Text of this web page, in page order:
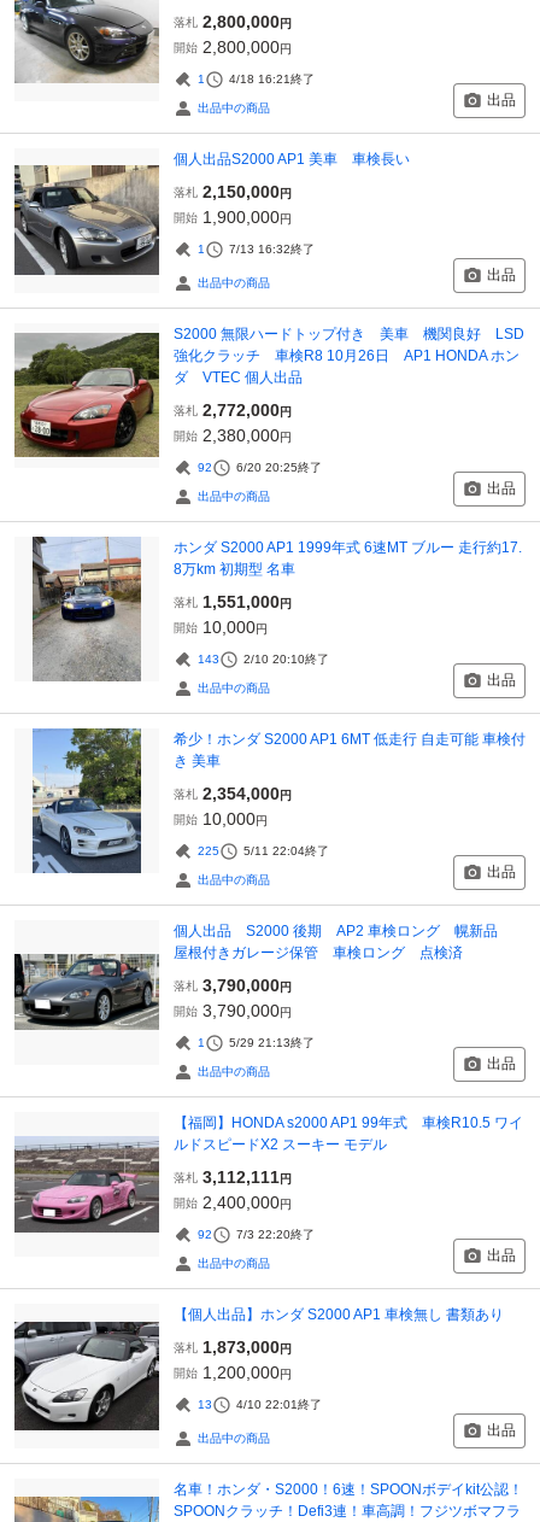
落札 2,800,000円
開始 2,800,000円
1 4/18 16:21終了
出品中の商品 出品
個人出品S2000 AP1 美車 車検長い
落札 2,150,000円
開始 1,900,000円
1 7/13 16:32終了
出品中の商品 出品
S2000 無限ハードトップ付き 美車 機関良好 LSD
強化クラッチ 車検R8 10月26日 AP1 HONDA ホン
ダ VTEC 個人出品
落札 2,772,000円
開始 2,380,000円
92 6/20 20:25終了
出品中の商品 出品
ホンダ S2000 AP1 1999年式 6速MT ブルー 走行約17.
8万km 初期型 名車
落札 1,551,000円
開始 10,000円
143 2/10 20:10終了
出品中の商品 出品
希少！ホンダ S2000 AP1 6MT 低走行 自走可能 車検付
き 美車
落札 2,354,000円
開始 10,000円
225 5/11 22:04終了
出品中の商品 出品
個人出品 S2000 後期 AP2 車検ロング 幌新品
屋根付きガレージ保管 車検ロング 点検済
落札 3,790,000円
開始 3,790,000円
1 5/29 21:13終了
出品中の商品 出品
【福岡】HONDA s2000 AP1 99年式 車検R10.5 ワイ
ルドスピードX2 スーキー モデル
落札 3,112,111円
開始 2,400,000円
92 7/3 22:20終了
出品中の商品 出品
【個人出品】ホンダ S2000 AP1 車検無し 書類あり
落札 1,873,000円
開始 1,200,000円
13 4/10 22:01終了
出品中の商品 出品
名車！ホンダ・S2000！6速！SPOONボデイkit公認！
SPOONクラッチ！Defi3連！車高調！フジツボマフラ